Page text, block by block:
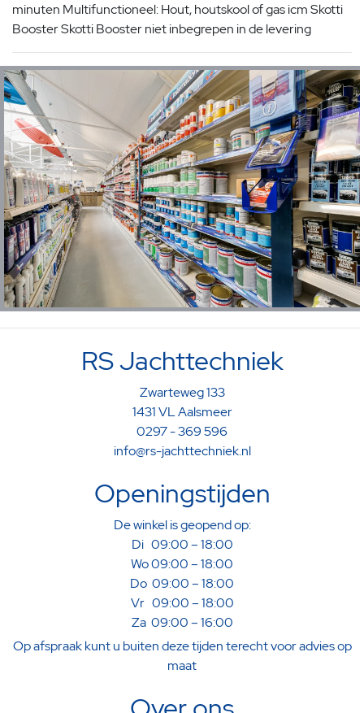
minuten Multifunctioneel: Hout, houtskool of gas icm Skotti
Booster Skotti Booster niet inbegrepen in de levering
RS Jachttechniek
Zwarteweg 133
1431 VL Aalsmeer
0297 - 369 596
info@rs-jachttechniek.nl
Openingstijden
De winkel is geopend op:
Di 09:00 – 18:00
Wo 09:00 – 18:00
Do 09:00 – 18:00
Vr 09:00 – 18:00
Za 09:00 – 16:00
Op afspraak kunt u buiten deze tijden terecht voor advies op
maat